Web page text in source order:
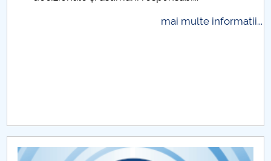
Chestionar angajabilitate ALUMNI – UPB
Cadre didactice
mai multe informatii...